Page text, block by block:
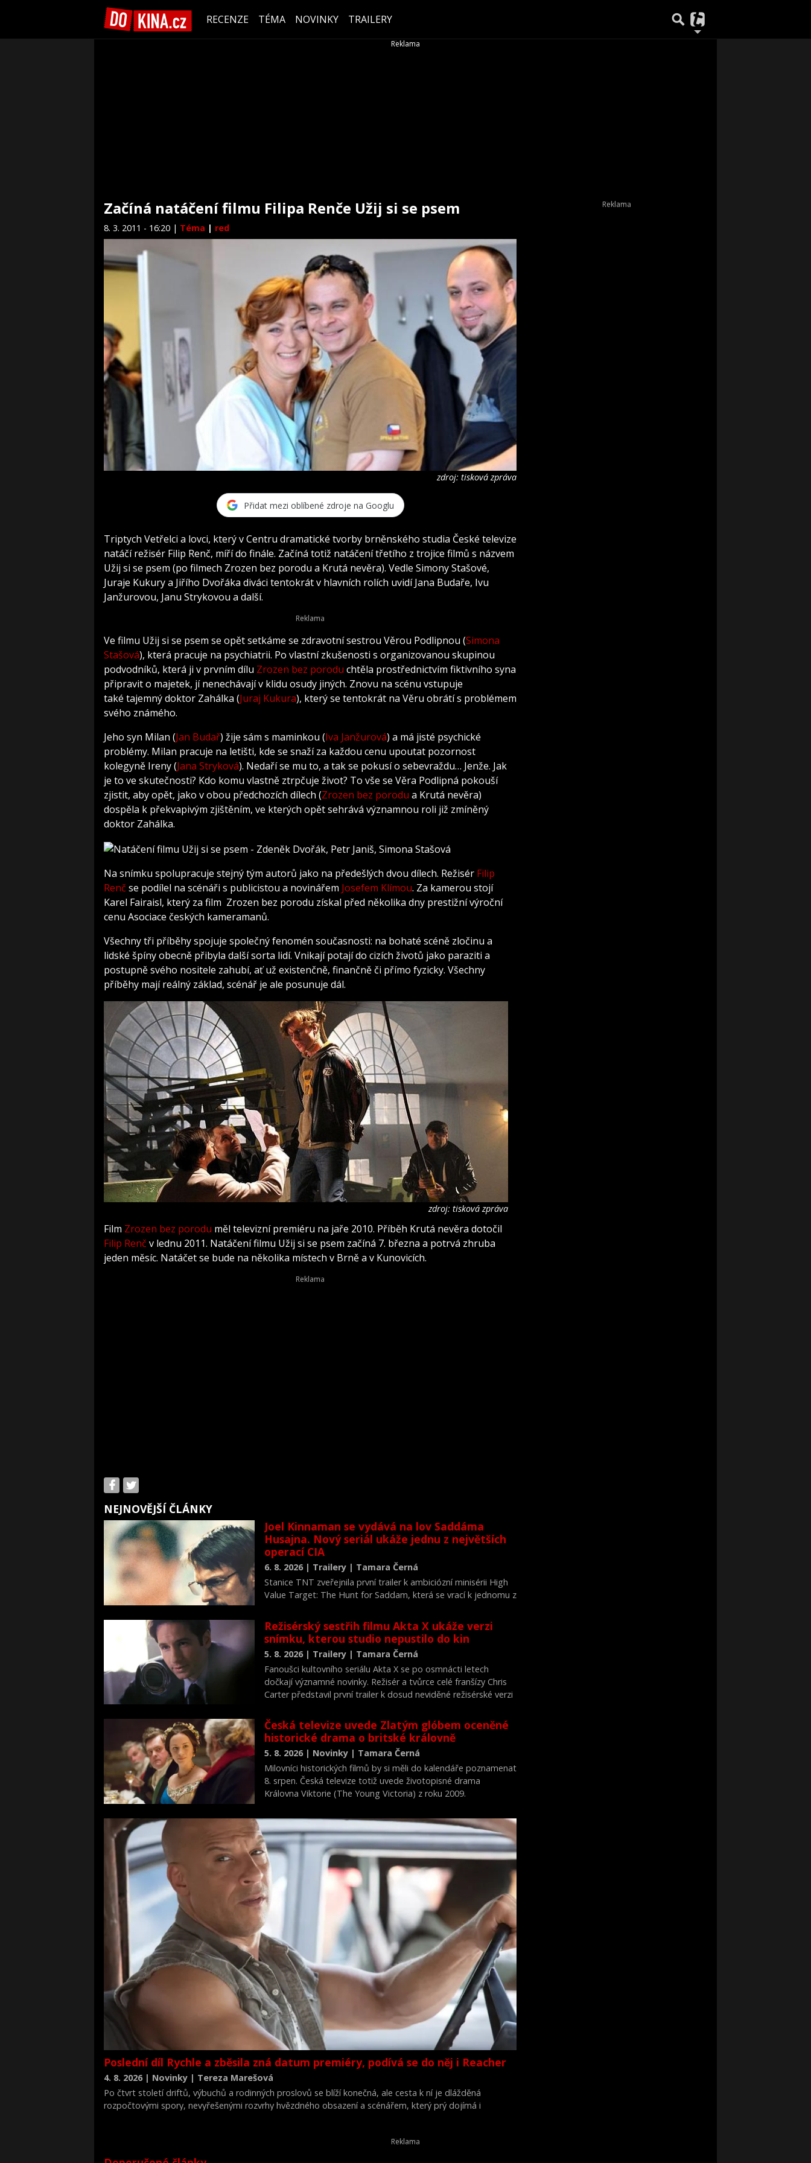
RECENZE TÉMA NOVINKY TRAILERY
Začíná natáčení filmu Filipa Renče Užij si se psem
8. 3. 2011 - 16:20 | Téma | red
zdroj: tisková zpráva
Přidat mezi oblíbené zdroje na Googlu
Triptych Vetřelci a lovci, který v Centru dramatické tvorby brněnského studia České televize
natáčí režisér Filip Renč, míří do finále. Začíná totiž natáčení třetího z trojice filmů s názvem
Užij si se psem (po filmech Zrozen bez porodu a Krutá nevěra). Vedle Simony Stašové,
Juraje Kukury a Jiřího Dvořáka diváci tentokrát v hlavních rolích uvidí Jana Budaře, Ivu
Janžurovou, Janu Strykovou a další.
Ve filmu Užij si se psem se opět setkáme se zdravotní sestrou Věrou Podlipnou (Simona
Stašová), která pracuje na psychiatrii. Po vlastní zkušenosti s organizovanou skupinou
podvodníků, která ji v prvním dílu Zrozen bez porodu chtěla prostřednictvím fiktivního syna
připravit o majetek, jí nenechávají v klidu osudy jiných. Znovu na scénu vstupuje
také tajemný doktor Zahálka (Juraj Kukura), který se tentokrát na Věru obrátí s problémem
svého známého.
Jeho syn Milan (Jan Budař) žije sám s maminkou (Iva Janžurová) a má jisté psychické
problémy. Milan pracuje na letišti, kde se snaží za každou cenu upoutat pozornost
kolegyně Ireny (Jana Stryková). Nedaří se mu to, a tak se pokusí o sebevraždu… Jenže. Jak
je to ve skutečnosti? Kdo komu vlastně ztrpčuje život? To vše se Věra Podlipná pokouší
zjistit, aby opět, jako v obou předchozích dílech (Zrozen bez porodu a Krutá nevěra)
dospěla k překvapivým zjištěním, ve kterých opět sehrává významnou roli již zmíněný
doktor Zahálka.
Na snímku spolupracuje stejný tým autorů jako na předešlých dvou dílech. Režisér Filip
Renč se podílel na scénáři s publicistou a novinářem Josefem Klímou. Za kamerou stojí
Karel Fairaisl, který za film Zrozen bez porodu získal před několika dny prestižní výroční
cenu Asociace českých kameramanů.
Všechny tři příběhy spojuje společný fenomén současnosti: na bohaté scéně zločinu a
lidské špíny obecně přibyla další sorta lidí. Vnikají potají do cizích životů jako paraziti a
postupně svého nositele zahubí, ať už existenčně, finančně či přímo fyzicky. Všechny
příběhy mají reálný základ, scénář je ale posunuje dál.
zdroj: tisková zpráva
Film Zrozen bez porodu měl televizní premiéru na jaře 2010. Příběh Krutá nevěra dotočil
Filip Renč v lednu 2011. Natáčení filmu Užij si se psem začíná 7. března a potrvá zhruba
jeden měsíc. Natáčet se bude na několika místech v Brně a v Kunovicích.
NEJNOVĚJŠÍ ČLÁNKY
Joel Kinnaman se vydává na lov Saddáma
Husajna. Nový seriál ukáže jednu z největších
operací CIA
6. 8. 2026 | Trailery | Tamara Černá
Stanice TNT zveřejnila první trailer k ambiciózní minisérii High
Value Target: The Hunt for Saddam, která se vrací k jednomu z
Režisérský sestřih filmu Akta X ukáže verzi
snímku, kterou studio nepustilo do kin
5. 8. 2026 | Trailery | Tamara Černá
Fanoušci kultovního seriálu Akta X se po osmnácti letech
dočkají významné novinky. Režisér a tvůrce celé franšízy Chris
Carter představil první trailer k dosud neviděné režisérské verzi
Česká televize uvede Zlatým glóbem oceněné
historické drama o britské královně
5. 8. 2026 | Novinky | Tamara Černá
Milovníci historických filmů by si měli do kalendáře poznamenat
8. srpen. Česká televize totiž uvede životopisné drama
Královna Viktorie (The Young Victoria) z roku 2009.
Poslední díl Rychle a zběsila zná datum premiéry, podívá se do něj i Reacher
4. 8. 2026 | Novinky | Tereza Marešová
Po čtvrt století driftů, výbuchů a rodinných proslovů se blíží konečná, ale cesta k ní je dlážděná
rozpočtovými spory, nevyřešenými rozvrhy hvězdného obsazení a scénářem, který prý dojímá i